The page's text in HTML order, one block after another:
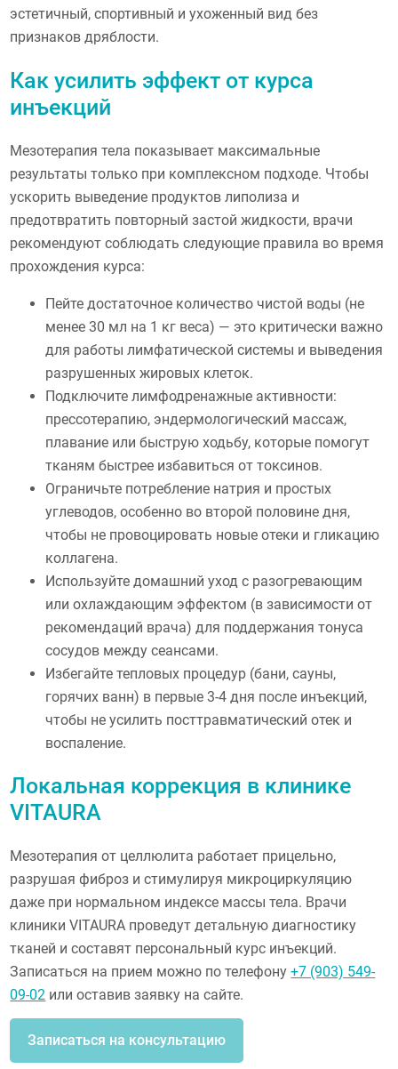
эстетичный, спортивный и ухоженный вид без
признаков дряблости.
Как усилить эффект от курса
инъекций
Мезотерапия тела показывает максимальные
результаты только при комплексном подходе. Чтобы
ускорить выведение продуктов липолиза и
предотвратить повторный застой жидкости, врачи
рекомендуют соблюдать следующие правила во время
прохождения курса:
Пейте достаточное количество чистой воды (не
менее 30 мл на 1 кг веса) — это критически важно
для работы лимфатической системы и выведения
разрушенных жировых клеток.
Подключите лимфодренажные активности:
прессотерапию, эндермологический массаж,
плавание или быструю ходьбу, которые помогут
тканям быстрее избавиться от токсинов.
Ограничьте потребление натрия и простых
углеводов, особенно во второй половине дня,
чтобы не провоцировать новые отеки и гликацию
коллагена.
Используйте домашний уход с разогревающим
или охлаждающим эффектом (в зависимости от
рекомендаций врача) для поддержания тонуса
сосудов между сеансами.
Избегайте тепловых процедур (бани, сауны,
горячих ванн) в первые 3-4 дня после инъекций,
чтобы не усилить посттравматический отек и
воспаление.
Локальная коррекция в клинике
VITAURA
Мезотерапия от целлюлита работает прицельно,
разрушая фиброз и стимулируя микроциркуляцию
даже при нормальном индексе массы тела. Врачи
клиники VITAURA проведут детальную диагностику
тканей и составят персональный курс инъекций.
Записаться на прием можно по телефону+7 (903) 549-
09-02 или оставив заявку на сайте.
Записаться на консультацию